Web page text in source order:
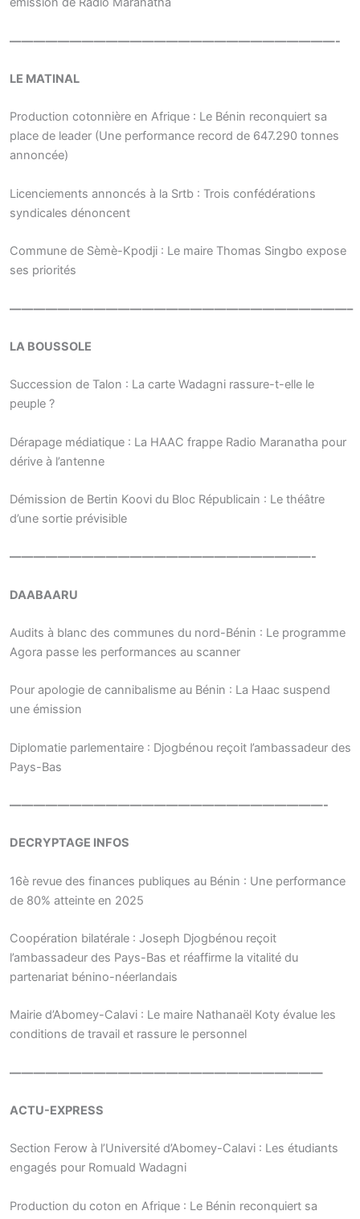
———————————————————————————-
LE MATINAL
Production cotonnière en Afrique : Le Bénin reconquiert sa
place de leader (Une performance record de 647.290 tonnes
annoncée)
Licenciements annoncés à la Srtb : Trois confédérations
syndicales dénoncent
Commune de Sèmè-Kpodji : Le maire Thomas Singbo expose
ses priorités
————————————————————————————–
LA BOUSSOLE
Succession de Talon : La carte Wadagni rassure-t-elle le
peuple ?
Dérapage médiatique : La HAAC frappe Radio Maranatha pour
dérive à l’antenne
Démission de Bertin Koovi du Bloc Républicain : Le théâtre
d’une sortie prévisible
—————————————————————————-
DAABAARU
Audits à blanc des communes du nord-Bénin : Le programme
Agora passe les performances au scanner
Pour apologie de cannibalisme au Bénin : La Haac suspend
une émission
Diplomatie parlementaire : Djogbénou reçoit l’ambassadeur des
Pays-Bas
——————————————————————————-
DECRYPTAGE INFOS
16è revue des finances publiques au Bénin : Une performance
de 80% atteinte en 2025
Coopération bilatérale : Joseph Djogbénou reçoit
l’ambassadeur des Pays-Bas et réaffirme la vitalité du
partenariat bénino-néerlandais
Mairie d’Abomey-Calavi : Le maire Nathanaël Koty évalue les
conditions de travail et rassure le personnel
——————————————————————————
ACTU-EXPRESS
Section Ferow à l’Université d’Abomey-Calavi : Les étudiants
engagés pour Romuald Wadagni
Production du coton en Afrique : Le Bénin reconquiert sa